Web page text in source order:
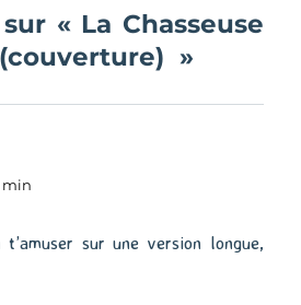
« La Chasseuse
»
min
sur une version longue,